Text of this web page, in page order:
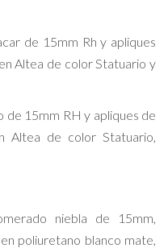
de 15mm Rh y apliques
Altea de color Statuario y
de 15mm RH y apliques de
Altea de color Statuario,
niebla de 15mm,
poliuretano blanco mate,